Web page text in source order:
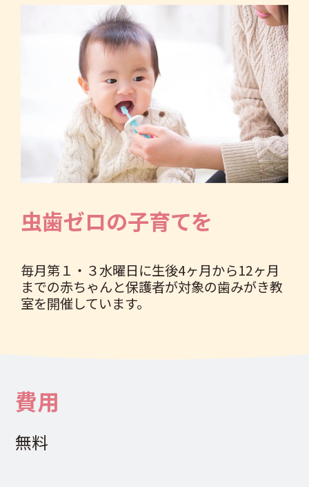
虫歯ゼロの子育てを
毎月第１・３水曜日に生後4ヶ月から12ヶ月
までの赤ちゃんと保護者が対象の歯みがき教
室を開催しています。
費用
無料